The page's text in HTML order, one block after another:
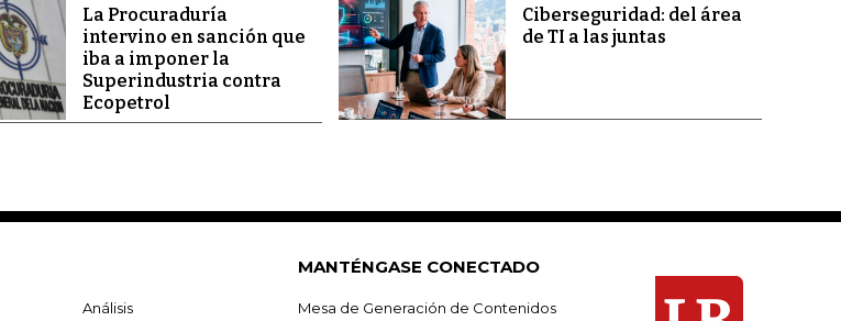
La Procuraduría
intervino en sanción que
iba a imponer la
Superindustria contra
Ecopetrol
Ciberseguridad: del área
de TI a las juntas
Análisis
MANTÉNGASE CONECTADO
Mesa de Generación de Contenidos